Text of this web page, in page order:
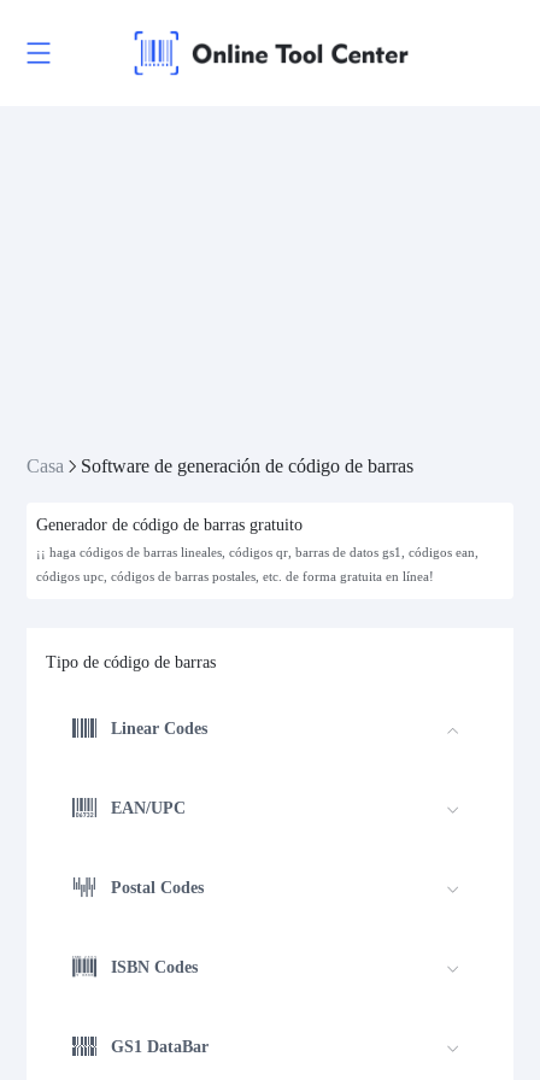
Casa Software de generación de código de barras
Generador de código de barras gratuito
¡¡ haga códigos de barras lineales, códigos qr, barras de datos gs1, códigos ean,
códigos upc, códigos de barras postales, etc. de forma gratuita en línea!
Tipo de código de barras
Linear Codes
EAN/UPC
Postal Codes
ISBN Codes
GS1 DataBar